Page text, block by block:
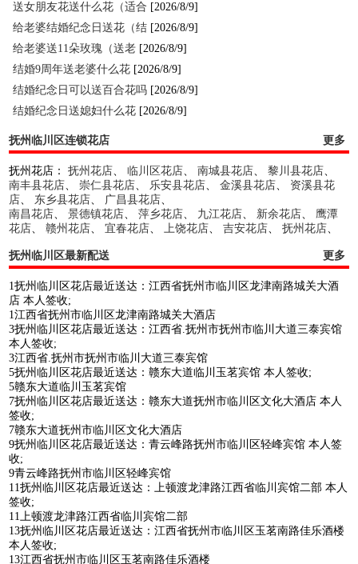
送女朋友花送什么花（适合 [2026/8/9]
给老婆结婚纪念日送花（结 [2026/8/9]
给老婆送11朵玫瑰（送老 [2026/8/9]
结婚9周年送老婆什么花 [2026/8/9]
结婚纪念日可以送百合花吗 [2026/8/9]
结婚纪念日送媳妇什么花 [2026/8/9]
抚州临川区连锁花店 更多
抚州花店：抚州花店、临川区花店、南城县花店、黎川县花店、
南丰县花店、崇仁县花店、 乐安县花店、金溪县花店、 资溪县花
店、 东乡县花店、 广昌县花店、
南昌花店、景德镇花店、萍乡花店、 九江花店、 新余花店、鹰潭
花店、赣州花店、宜春花店、上饶花店、吉安花店、抚州花店、
抚州临川区最新配送 更多
1抚州临川区花店最近送达：江西省抚州市临川区龙津南路城关大酒
店 本人签收;
1江西省抚州市临川区龙津南路城关大酒店
3抚州临川区花店最近送达：江西省.抚州市抚州市临川大道三泰宾馆
本人签收;
3江西省.抚州市抚州市临川大道三泰宾馆
5抚州临川区花店最近送达：赣东大道临川玉茗宾馆 本人签收;
5赣东大道临川玉茗宾馆
7抚州临川区花店最近送达：赣东大道抚州市临川区文化大酒店 本人
签收;
7赣东大道抚州市临川区文化大酒店
9抚州临川区花店最近送达：青云峰路抚州市临川区轻峰宾馆 本人签
收;
9青云峰路抚州市临川区轻峰宾馆
11抚州临川区花店最近送达：上顿渡龙津路江西省临川宾馆二部 本人
签收;
11上顿渡龙津路江西省临川宾馆二部
13抚州临川区花店最近送达：江西省抚州市临川区玉茗南路佳乐酒楼
本人签收;
13江西省抚州市临川区玉茗南路佳乐酒楼